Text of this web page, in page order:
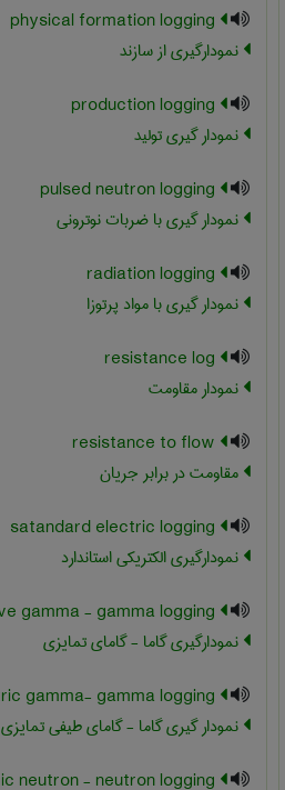
نمودارگیری از سازند
نمودار گیری تولید
نمودار گیری با ضربات نوترونی
نمودار گیری با مواد پرتوزا
نمودار مقاومت
مقاومت در برابر جریان
نمودارگیری الکتریکی استاندارد
نمودارگیری گاما - گامای تمایزی
نمودار گیری گاما - گامای طیفی تمایزی